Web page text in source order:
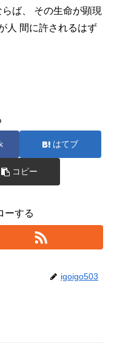
ば、 その生命が顕現
人 間に許されるはず
はてブ
コピー
ーする
igoigo503